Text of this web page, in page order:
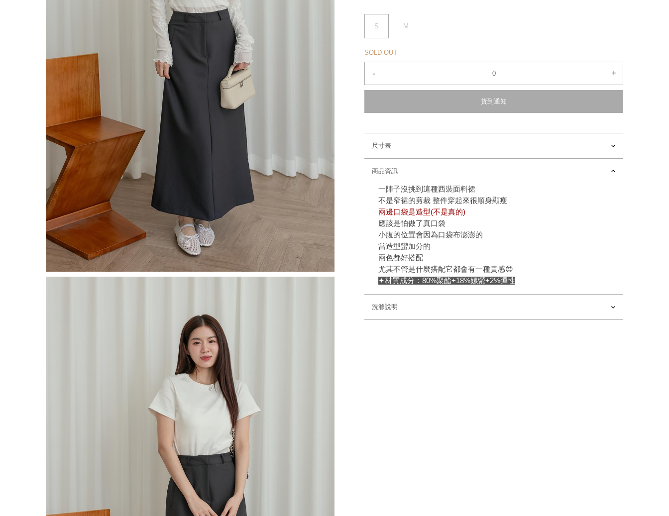
S M
SOLD OUT
- +
貨到通知
尺寸表
商品資訊
一陣子沒挑到這種西裝面料裙
不是窄裙的剪裁 整件穿起來很順身顯瘦
兩邊口袋是造型(不是真的)
應該是怕做了真口袋
小腹的位置會因為口袋布澎澎的
當造型蠻加分的
兩色都好搭配
尤其不管是什麼搭配它都會有一種貴感😍
✦材質成分：80%聚酯+18%嫘縈+2%彈性
洗滌說明